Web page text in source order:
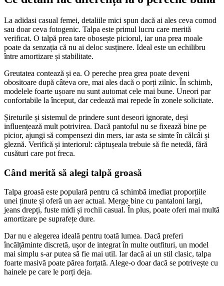
La adidasi casual femei, detaliile mici spun dacă ai ales ceva comod
sau doar ceva fotogenic. Talpa este primul lucru care merită
verificat. O talpă prea tare obosește piciorul, iar una prea moale
poate da senzația că nu ai deloc susținere. Ideal este un echilibru
între amortizare și stabilitate.
Greutatea contează și ea. O pereche prea grea poate deveni
obositoare după câteva ore, mai ales dacă o porți zilnic. În schimb,
modelele foarte ușoare nu sunt automat cele mai bune. Uneori par
confortabile la început, dar cedează mai repede în zonele solicitate.
Șireturile și sistemul de prindere sunt deseori ignorate, deși
influențează mult potrivirea. Dacă pantoful nu se fixează bine pe
picior, ajungi să compensezi din mers, iar asta se simte în călcâi și
gleznă. Verifică și interiorul: căptușeala trebuie să fie netedă, fără
cusături care pot freca.
Când merită să alegi talpă groasă
Talpa groasă este populară pentru că schimbă imediat proporțiile
unei ținute și oferă un aer actual. Merge bine cu pantaloni largi,
jeans drepți, fuste midi și rochii casual. În plus, poate oferi mai multă
amortizare pe suprafețe dure.
Dar nu e alegerea ideală pentru toată lumea. Dacă preferi
încălțăminte discretă, ușor de integrat în multe outfituri, un model
mai simplu s-ar putea să fie mai util. Iar dacă ai un stil clasic, talpa
foarte masivă poate părea forțată. Alege-o doar dacă se potrivește cu
hainele pe care le porți deja.